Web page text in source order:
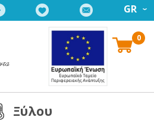
GR
0
Ξύλου